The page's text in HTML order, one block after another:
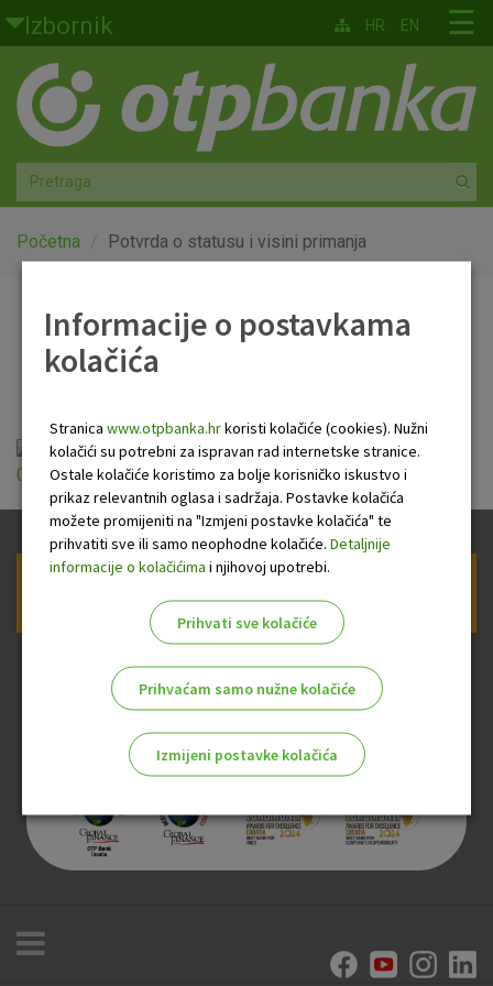
Skoči na glavni sadržaj
Izbornik
Građani
Privatno bankarstvo
Agro
Mala poduzeća i obrtnici
Globalna tržišta
O nama
☰
HR EN
Početna Potvrda o statusu i visini primanja
Potvrda o statusu i visini
Potvrda o statusu i visini primanja od
01.01.2023.pdf
Informacije o postavkama
kolačića
Stranica www.otpbanka.hrkoristi kolačiće (cookies). Nužni
kolačići su potrebni za ispravan rad internetske stranice.
Ostale kolačiće koristimo za bolje korisničko iskustvo i
prikaz relevantnih oglasa i sadržaja. Postavke kolačića
možete promijeniti na "Izmjeni postavke kolačića" te
prihvatiti sve ili samo neophodne kolačiće. Detaljnije
informacije o kolačićima i njihovoj upotrebi.
Prihvati sve kolačiće
Prihvaćam samo nužne kolačiće
Izmijeni postavke kolačića
Nužni kolačići
Analitički kolačići